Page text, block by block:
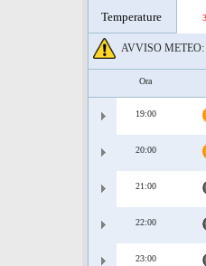
Temperature
AVVISO METEO:
Ora
19:00
20:00
21:00
22:00
23:00